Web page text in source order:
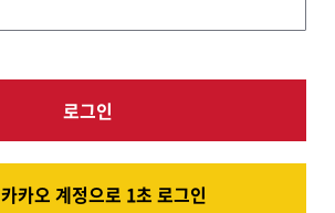
로그인
카카오 계정으로 1초 로그인